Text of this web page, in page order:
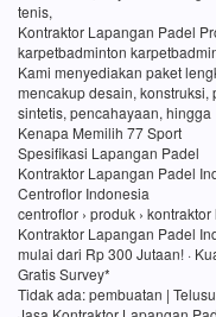
tenis,
Kontraktor Lapangan Padel
karpetbadminton
Kami menyediakan paket
mencakup desain,
sintetis, pencahayaan, hingga
Kenapa Memilih 77 Sport
Spesifikasi Lapangan Padel
Kontraktor Lapangan Padel
Centroflor Indonesia
centroflor › produk ›
Kontraktor Lapangan Padel
mulai dari Rp 300 Jutaan! ·
Gratis Survey*
Tidak ada: pembuatan ‎|